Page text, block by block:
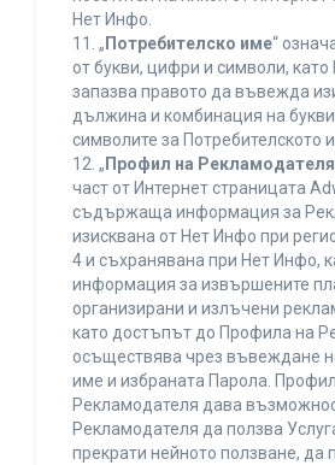
Нет Инфо.
11. „ Потребителско име“
от букви, цифри и символи,
запазва правото да въвежда
дължина и комбинация на
символите за Потребителското
12. „ Профил на Рекламодателя
част от Интернет страницата
съдържаща информация за
изисквана от Нет Инфо при
4 и съхранявана при Нет Инфо,
информация за извършените
организирани и излъчени
като достъпът до Профила на
осъществява чрез въвеждане
име и избраната Парола.
Рекламодателя дава
Рекламодателя да ползва
прекрати нейното ползване, да